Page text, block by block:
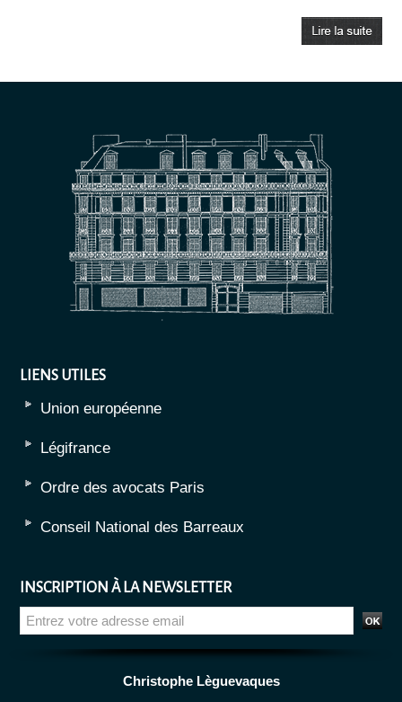
LIENS UTILES
Union européenne
Légifrance
Ordre des avocats Paris
Conseil National des Barreaux
INSCRIPTION À LA NEWSLETTER
Christophe Lèguevaques